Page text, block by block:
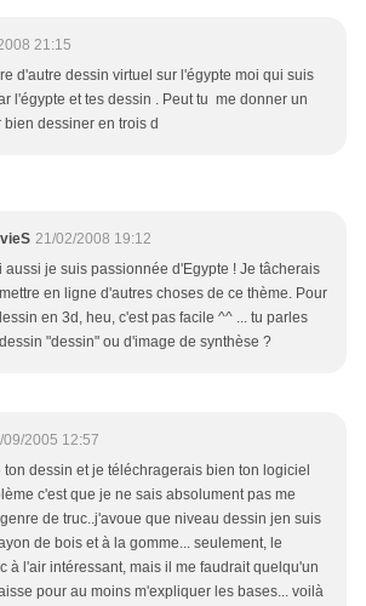
21:15
d'autre dessin virtuel sur l'égypte moi qui suis
l'égypte et tes dessin . Peut tu me donner un
dessiner en trois d
21/02/2008 19:12
aussi je suis passionnée d'Egypte ! Je tâcherais
en ligne d'autres choses de ce thème. Pour
en 3d, heu, c'est pas facile ^^ ... tu parles
"dessin" ou d'image de synthèse ?
09/2005 12:57
ton dessin et je téléchragerais bien ton logiciel
c'est que je ne sais absolument pas me
de truc..j'avoue que niveau dessin jen suis
de bois et à la gomme... seulement, le
à l'air intéressant, mais il me faudrait quelqu'un
pour au moins m'expliquer les bases... voilà